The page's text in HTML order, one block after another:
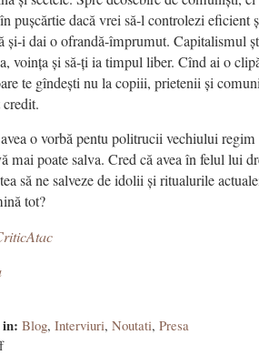
pușcărtie dacă vrei să-l controlezi
și-i dai o ofrandă-împrumut. Capitalismul
voința și să-ți ia timpul liber. Cînd ai o
te gîndești nu la copiii, prietenii și
o vorbă pentu politrucii vechiului
mai poate salva. Cred că avea în felul lui
să ne salveze de idolii și ritualurile
tot?
in: Blog, Interviuri, Noutati, Presa
on